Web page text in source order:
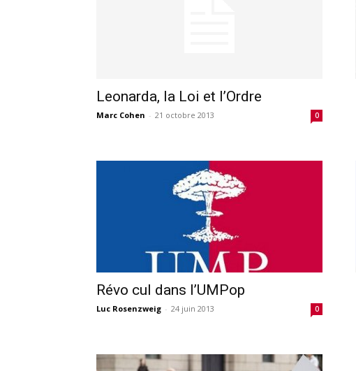
Leonarda, la Loi et l’Ordre
Marc Cohen - 21 octobre 2013 0
Révo cul dans l’UMPop
Luc Rosenzweig - 24 juin 2013 0